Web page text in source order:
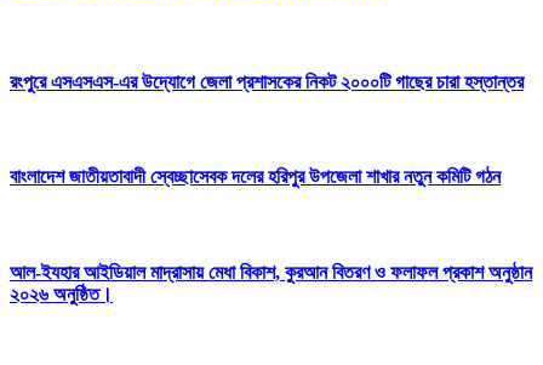
রংপুরে এসএসএস-এর উদ্যোগে জেলা প্রশাসকের নিকট ২০০০টি গাছের চারা হস্তান্তর
বাংলাদেশ জাতীয়তাবাদী স্বেচ্ছাসেবক দলের হরিপুর উপজেলা শাখার নতুন কমিটি গঠন
আল-ইযহার আইডিয়াল মাদ্রাসায় মেধা বিকাশ, কুরআন বিতরণ ও ফলাফল প্রকাশ অনুষ্ঠান
২০২৬ অনুষ্ঠিত।